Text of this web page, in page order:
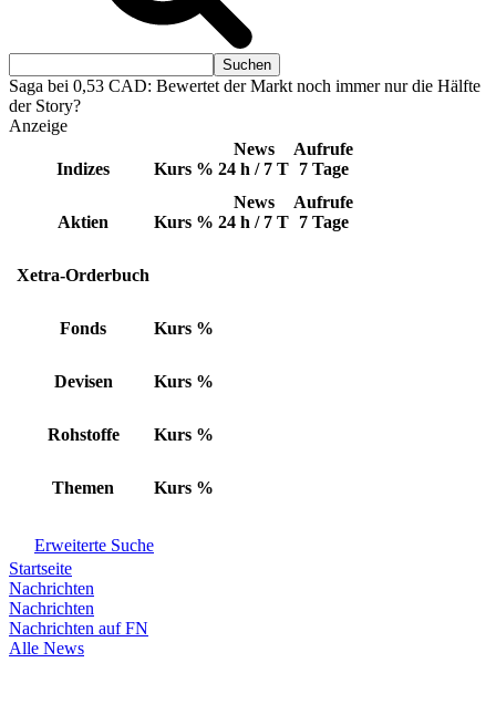
Saga bei 0,53 CAD: Bewertet der Markt noch immer nur die Hälfte
der Story?
Anzeige
Indizes Kurs %
News
24 h / 7 T
Aufrufe
7 Tage
Aktien Kurs %
News
24 h / 7 T
Aufrufe
7 Tage
Xetra-Orderbuch
Fonds Kurs %
Devisen Kurs %
Rohstoffe Kurs %
Themen Kurs %
Erweiterte Suche
Startseite
Nachrichten
Nachrichten
Nachrichten auf FN
Alle News